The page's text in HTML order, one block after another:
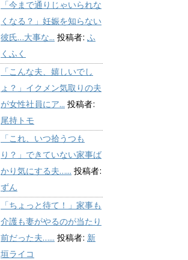
「今まで通りじゃいられな
くなる？」妊娠を知らない
彼氏…大事な... 投稿者: ふ
くふく
「こんな夫、嬉しいでし
ょ？」イクメン気取りの夫
が女性社員にア... 投稿者:
尾持トモ
「これ、いつ拾うつも
り？」できていない家事ば
かり気にする夫…... 投稿者:
ずん
「ちょっと待て！」家事も
介護も妻がやるのが当たり
前だった夫…... 投稿者: 新
垣ライコ